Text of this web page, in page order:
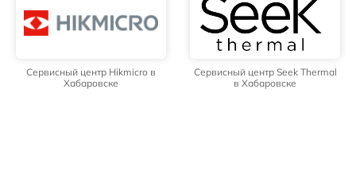
Сервисный центр Hikmicro в
Хабаровске
Сервисный центр Seek Thermal
в Хабаровске